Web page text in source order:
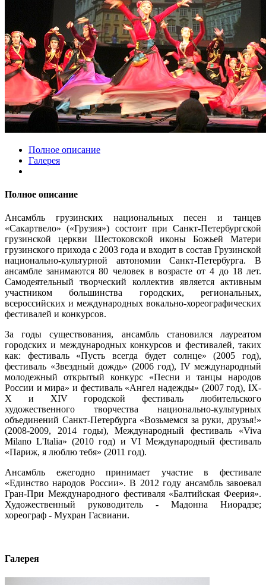
Полное описание
Галерея
Полное описание
Ансамбль грузинских национальных песен и танцев
«Сакартвело» («Грузия») состоит при Санкт-Петербургской
грузинской церкви Шестоковской иконы Божьей Матери
грузинского прихода с 2003 года и входит в состав Грузинской
национально-культурной автономии Санкт-Петербурга. В
ансамбле занимаются 80 человек в возрасте от 4 до 18 лет.
Самодеятельный творческий коллектив является активным
участником большинства городских, региональных,
всероссийских и международных вокально-хореографических
фестивалей и конкурсов.
За годы существования, ансамбль становился лауреатом
городских и международных конкурсов и фестивалей, таких
как: фестиваль «Пусть всегда будет солнце» (2005 год),
фестиваль «Звездный дождь» (2006 год), IV международный
молодежный открытый конкурс «Песни и танцы народов
России и мира» и фестиваль «Ангел надежды» (2007 год), IX-
X и XIV городской фестиваль любительского
художественного творчества национально-культурных
объединений Санкт-Петербурга «Возьмемся за руки, друзья!»
(2008-2009, 2014 годы), Международный фестиваль «Viva
Milano L'Italia» (2010 год) и VI Международный фестиваль
«Париж, я люблю тебя» (2011 год).
Ансамбль ежегодно принимает участие в фестивале
«Единство народов России». В 2012 году ансамбль завоевал
Гран-При Международного фестиваля «Балтийская Феерия».
Художественный руководитель - Мадонна Ниорадзе;
хореограф - Мухран Гасвиани.
Галерея